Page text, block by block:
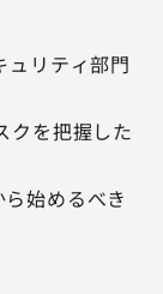
ュリティ部門
クを把握した
始めるべき